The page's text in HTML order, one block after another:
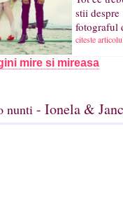
stii despre
fotograful
citeste
mire si mireasa
nunti - Ionela &